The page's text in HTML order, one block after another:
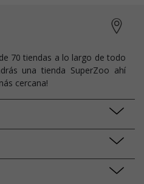
70 tiendas a lo largo de todo
una tienda SuperZoo ahí
cercana!